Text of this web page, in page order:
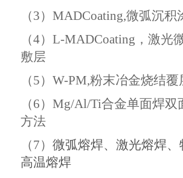
（3）MADCoating,微弧沉积
（4）L-MADCoating，激光
敷层
（5）W-PM,粉末冶金烧结覆
（6）Mg/Al/Ti合金单面焊双
方法
（7）微弧熔焊、激光熔焊、
高温熔焊